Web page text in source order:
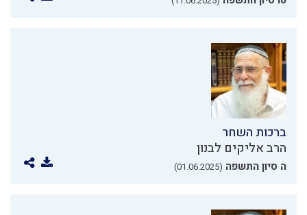
ברכות השחר
הרב אליקים לבנון
ה סיון התשפה (01.06.2025)